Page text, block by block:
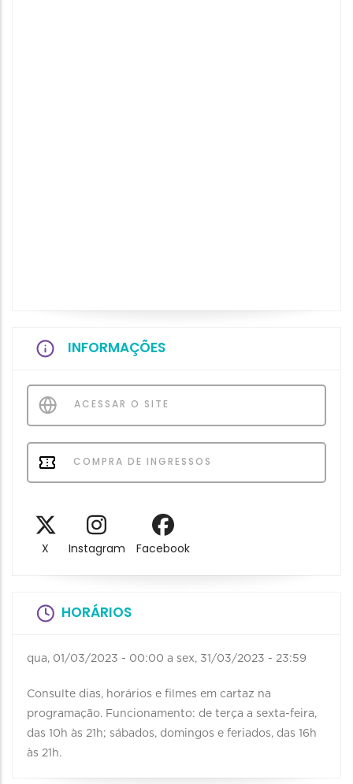
INFORMAÇÕES
ACESSAR O SITE
COMPRA DE INGRESSOS
X Instagram Facebook
HORÁRIOS
qua, 01/03/2023 - 00:00 a sex, 31/03/2023 - 23:59
Consulte dias, horários e filmes em cartaz na
programação. Funcionamento: de terça a sexta-feira,
das 10h às 21h; sábados, domingos e feriados, das 16h
às 21h.